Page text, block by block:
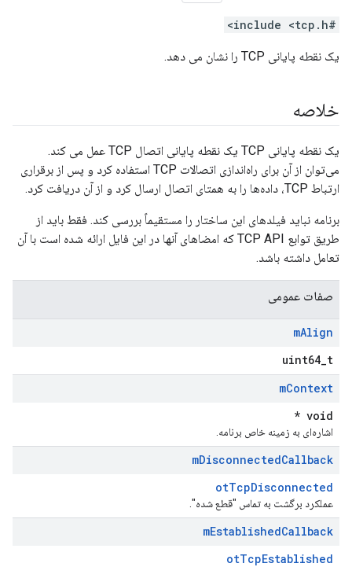
#include <tcp.h>
یک نقطه پایانی TCP را نشان می دهد.
خلاصه
یک نقطه پایانی TCP یک نقطه پایانی اتصال TCP عمل می کند.
می‌توان از آن برای راه‌اندازی اتصالات TCP استفاده کرد و پس از برقراری
ارتباط TCP، داده‌ها را به همتای اتصال ارسال کرد و از آن دریافت کرد.
برنامه نباید فیلدهای این ساختار را مستقیماً بررسی کند. فقط باید از
طریق توابع TCP API که امضاهای آنها در این فایل ارائه شده است با آن
تعامل داشته باشد.
صفات عمومی
mAlign
uint64_t
mContext
void *
اشاره‌ای به زمینه خاص برنامه.
mDisconnectedCallback
otTcpDisconnected
عملکرد برگشت به تماس "قطع شده".
mEstablishedCallback
otTcpEstablished